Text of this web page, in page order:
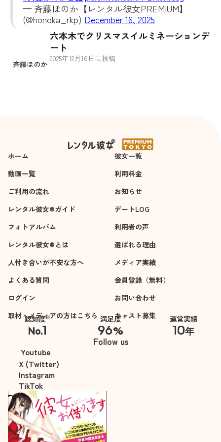
— 斉藤ほのか【レンタル彼女PREMIUM】
(@honoka_rkp) December 16, 2025
斉藤ほのか
六本木でクリスマスイルミネーションデ
ート
2025年12月 16 日に投稿
ホーム
彼女一覧
動画一覧
利用料金
ご利用の流れ
お知らせ
レンタル彼女®ガイド
デートLOG
フォトアルバム
利用者の声
レンタル彼女®とは
選ばれる理由
人付き合いが不安な方へ
メディア実績
よくある質問
会員登録（無料）
ログイン
お問い合わせ
取材・メディアの方はこちら
キャスト募集
認知度※
No.1
※自社調べ
満足度
96%
運営実績
10年
Follow us
Youtube
X (Twitter)
Instagram
TikTok